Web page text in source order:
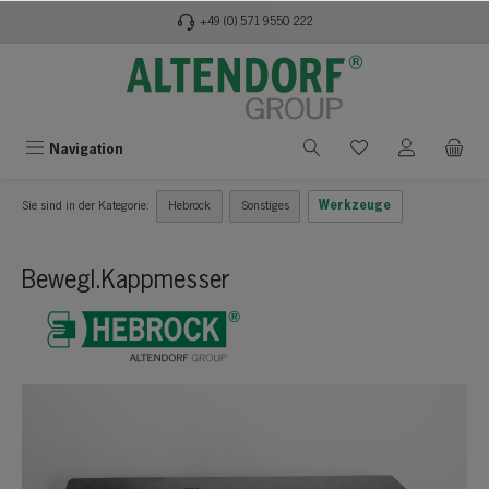
+49 (0) 571 9550 222
Navigation
Sie sind in der Kategorie: Hebrock Sonstiges Werkzeuge
Bewegl.Kappmesser